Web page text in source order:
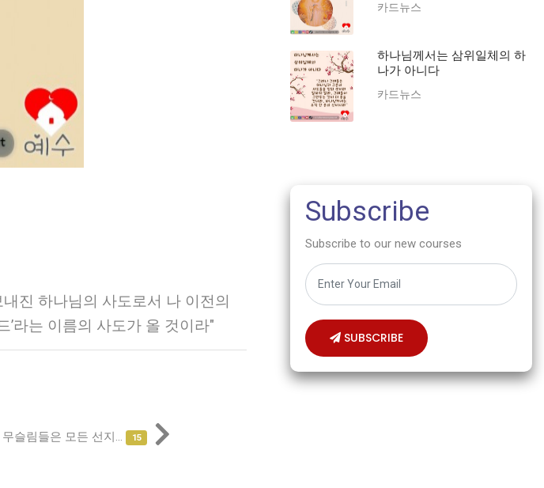
진 하나님의 사도로서 나 이전의
’라는 이름의 사도가 올 것이라"
무슬림들은 모든 선지... 15
카드뉴스
하나님께서는 삼위일체의 하
나가 아니다
카드뉴스
Subscribe
Subscribe to our new courses
SUBSCRIBE